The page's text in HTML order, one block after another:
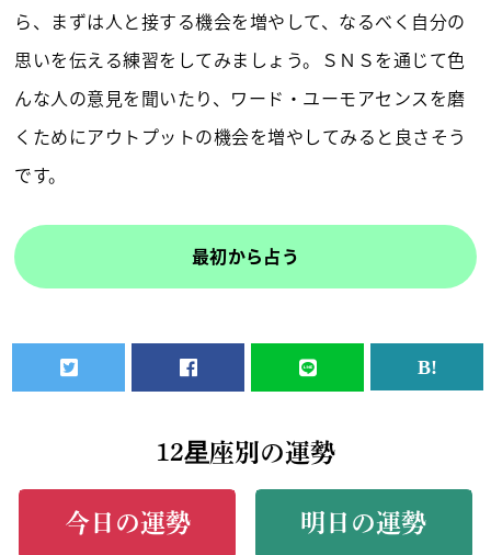
ら、まずは人と接する機会を増やして、なるべく自分の
思いを伝える練習をしてみましょう。ＳＮＳを通じて色
んな人の意見を聞いたり、ワード・ユーモアセンスを磨
くためにアウトプットの機会を増やしてみると良さそう
です。
最初から占う
12星座別の運勢
今日の運勢 明日の運勢